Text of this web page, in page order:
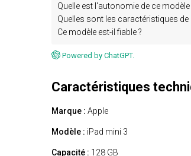
Quelle est l'autonomie de ce modèle
Quelles sont les caractéristiques de
Ce modèle est-il fiable ?
Powered by ChatGPT.
Caractéristiques
Marque : Apple
Modèle : iPad mini 3
Capacité : 128 GB